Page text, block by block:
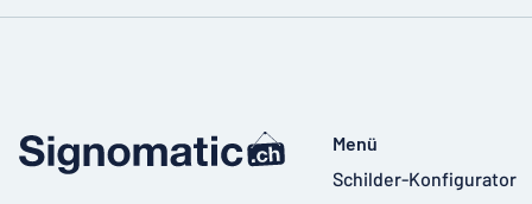
Menü
Schilder-Konfigurator